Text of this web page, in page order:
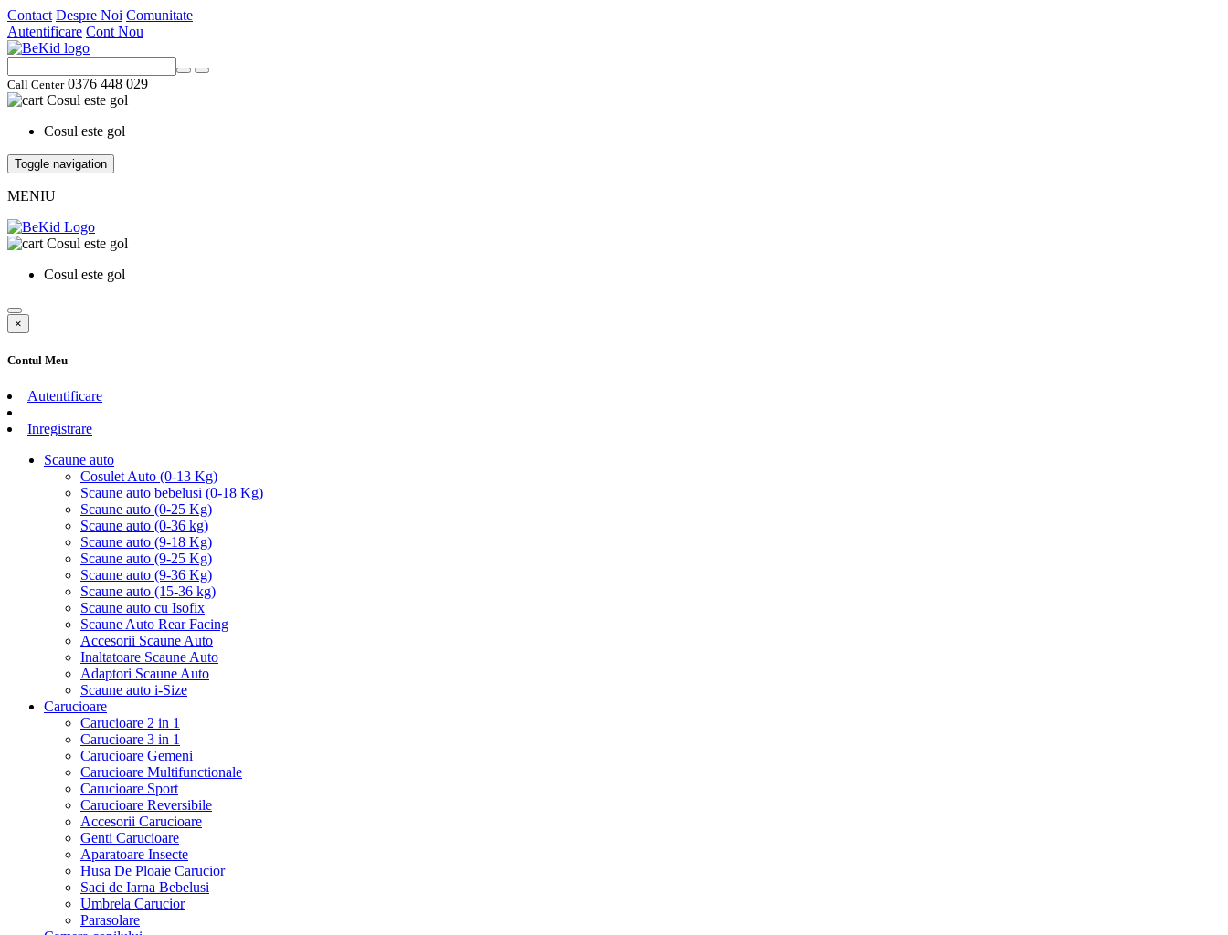
Contact Despre Noi Comunitate
Autentificare Cont Nou
Call Center0376 448 029
Cosul este gol
Cosul este gol
Toggle navigation
MENIU
Cosul este gol
Cosul este gol
×
Contul Meu
Autentificare
Inregistrare
Scaune auto
Cosulet Auto (0-13 Kg)
Scaune auto bebelusi (0-18 Kg)
Scaune auto (0-25 Kg)
Scaune auto (0-36 kg)
Scaune auto (9-18 Kg)
Scaune auto (9-25 Kg)
Scaune auto (9-36 Kg)
Scaune auto (15-36 kg)
Scaune auto cu Isofix
Scaune Auto Rear Facing
Accesorii Scaune Auto
Inaltatoare Scaune Auto
Adaptori Scaune Auto
Scaune auto i-Size
Carucioare
Carucioare 2 in 1
Carucioare 3 in 1
Carucioare Gemeni
Carucioare Multifunctionale
Carucioare Sport
Carucioare Reversibile
Accesorii Carucioare
Genti Carucioare
Aparatoare Insecte
Husa De Ploaie Carucior
Saci de Iarna Bebelusi
Umbrela Carucior
Parasolare